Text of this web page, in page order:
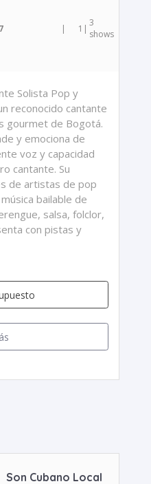
| 1 | 3
shows
Solista Pop y
reconocido cantante
gourmet de Bogotá.
y emociona de
voz y capacidad
cantante. Su
de artistas de pop
bailable de
salsa, folclor,
con pistas y
Son Cubano Local